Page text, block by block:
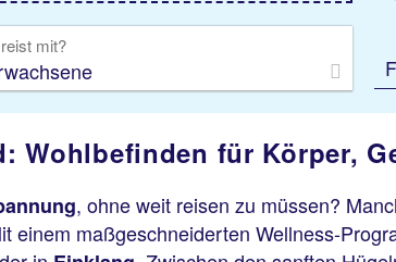
mit?
Wohlbefinden für Körper,
, ohne weit reisen zu müssen?
einem maßgeschneiderten Wellness-